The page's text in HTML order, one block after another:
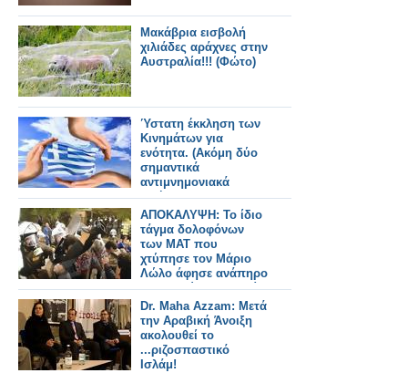
Μακάβρια εισβολή
χιλιάδες αράχνες στην
Αυστραλία!!! (Φώτο)
Ύστατη έκκληση των
Κινημάτων για
ενότητα. (Ακόμη δύο
σημαντικά
αντιμνημονιακά
κινήματα,
προστέθηκαν στον
κοινό αγώνα.)
ΑΠΟΚΑΛΥΨΗ: Το ίδιο
τάγμα δολοφόνων
των ΜΑΤ που
χτύπησε τον Μάριο
Λώλο άφησε ανάπηρο
τον Μανώλη Κυπραίο!
[ΦΩΤΟ -
ΝΤΟΚΟΥΜΕΝΤΟ]
Dr. Maha Azzam: Μετά
την Αραβική Άνοιξη
ακολουθεί το
...ριζοσπαστικό
Ισλάμ!